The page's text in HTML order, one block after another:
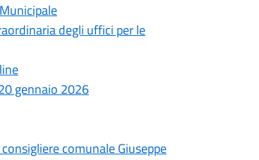
degli uffici per le
gennaio 2026
comunale Giuseppe